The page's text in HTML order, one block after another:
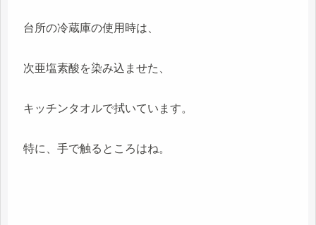
台所の冷蔵庫の使用時は、
次亜塩素酸を染み込ませた、
キッチンタオルで拭いています。
特に、手で触るところはね。